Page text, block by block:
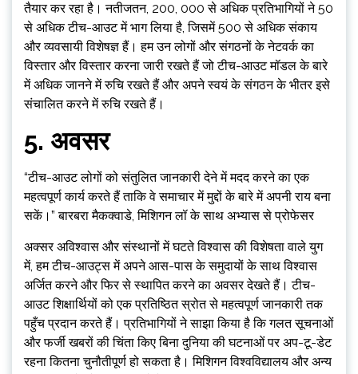
तैयार कर रहा है। नतीजतन, 200, 000 से अधिक प्रतिभागियों ने 50
से अधिक टीच-आउट में भाग लिया है, जिसमें 500 से अधिक संकाय
और व्यवसायी विशेषज्ञ हैं। हम उन लोगों और संगठनों के नेटवर्क का
विस्तार और विस्तार करना जारी रखते हैं जो टीच-आउट मॉडल के बारे
में अधिक जानने में रुचि रखते हैं और अपने स्वयं के संगठन के भीतर इसे
संचालित करने में रुचि रखते हैं।
5. अवसर
“टीच-आउट लोगों को संतुलित जानकारी देने में मदद करने का एक
महत्वपूर्ण कार्य करते हैं ताकि वे समाचार में मुद्दों के बारे में अपनी राय बना
सकें।” बारबरा मैकक्वाडे, मिशिगन लॉ के साथ अभ्यास से प्रोफेसर
अक्सर अविश्वास और संस्थानों में घटते विश्वास की विशेषता वाले युग
में, हम टीच-आउट्स में अपने आस-पास के समुदायों के साथ विश्वास
अर्जित करने और फिर से स्थापित करने का अवसर देखते हैं। टीच-
आउट शिक्षार्थियों को एक प्रतिष्ठित स्रोत से महत्वपूर्ण जानकारी तक
पहुँच प्रदान करते हैं। प्रतिभागियों ने साझा किया है कि गलत सूचनाओं
और फर्जी खबरों की चिंता किए बिना दुनिया की घटनाओं पर अप-टू-डेट
रहना कितना चुनौतीपूर्ण हो सकता है। मिशिगन विश्वविद्यालय और अन्य